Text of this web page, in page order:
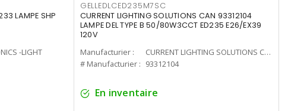
LAMPE SHP
-LIGHT
GELLEDLCED235M7SC
CURRENT LIGHTING SOLUTIONS CAN 93312104
LAMPE DEL TYPE B 50/80W3CCT ED235 E26/EX39
120V
Manufacturier :
CURRENT LIGHTING SOLUTIONS CAN
# Manufacturier : 93312104
En inventaire